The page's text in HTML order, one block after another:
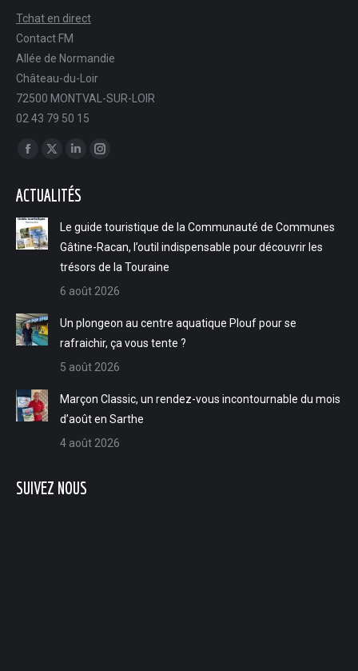
Tchat en direct
Contact FM
Allée de Normandie
Château-du-Loir
72500 MONTVAL-SUR-LOIR
02 43 79 50 15
Trouvez nous sur :
Facebook
opens
in
new
window
X
opens
new
window
LinkedIn
opens
new
window
Instagram
in
new
window
ACTUALITÉS
Le guide touristique de la Communauté de Communes
Gâtine-Racan, l’outil indispensable pour découvrir les
trésors de la Touraine
6 août 2026
Un plongeon au centre aquatique Plouf pour se
rafraichir, ça vous tente ?
5 août 2026
Marçon Classic, un rendez-vous incontournable du mois
d’août en Sarthe
4 août 2026
SUIVEZ NOUS